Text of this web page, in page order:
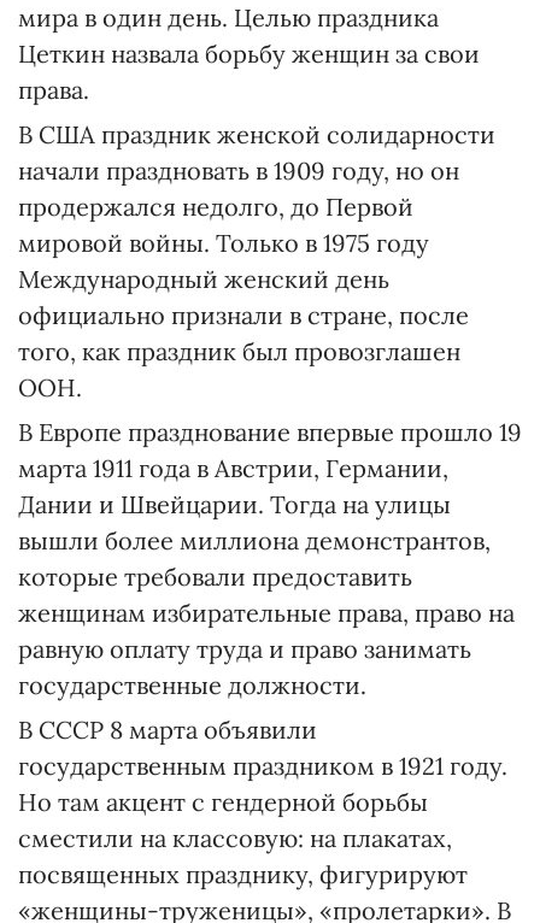
мира в один день. Целью праздника
Цеткин назвала борьбу женщин за свои
права.
В США праздник женской солидарности
начали праздновать в 1909 году, но он
продержался недолго, до Первой
мировой войны. Только в 1975 году
Международный женский день
официально признали в стране, после
того, как праздник был провозглашен
ООН.
В Европе празднование впервые прошло 19
марта 1911 года в Австрии, Германии,
Дании и Швейцарии. Тогда на улицы
вышли более миллиона демонстрантов,
которые требовали предоставить
женщинам избирательные права, право на
равную оплату труда и право занимать
государственные должности.
В СССР 8 марта объявили
государственным праздником в 1921 году.
Но там акцент с гендерной борьбы
сместили на классовую: на плакатах,
посвященных празднику, фигурируют
«женщины-труженицы», «пролетарки». В